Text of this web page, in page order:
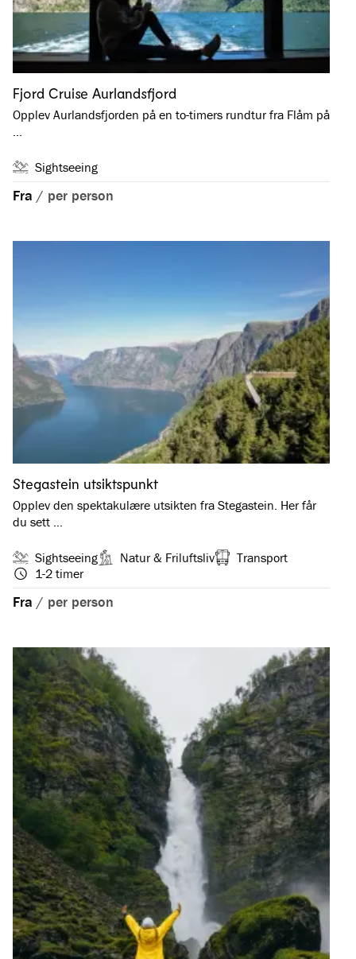
Fjord Cruise Aurlandsfjord
Opplev Aurlandsfjorden på en to-timers rundtur fra Flåm på
Sightseeing
Fra / per person
Stegastein utsiktspunkt
Opplev den spektakulære utsikten fra Stegastein. Her får
du sett …
Sightseeing Natur & Friluftsliv
Transport
1-2 timer
Fra / per person